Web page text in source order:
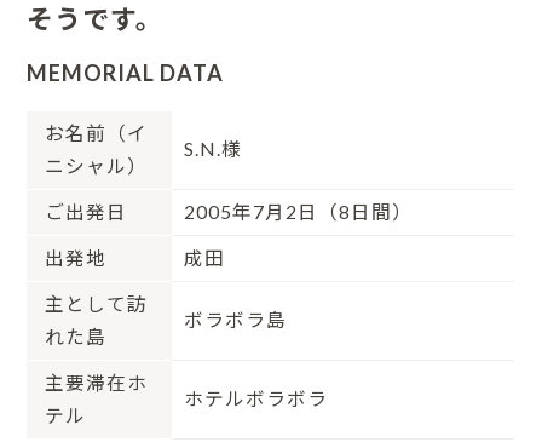
そうです。
MEMORIAL DATA
お名前（イ
ニシャル）
S.N.様
ご出発日 2005年7月2日（8日間）
出発地 成田
主として訪
れた島
ボラボラ島
主要滞在ホ
テル
ホテルボラボラ